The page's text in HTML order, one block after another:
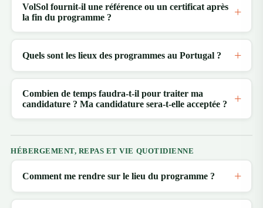
VolSol fournit-il une référence ou un certificat après
la fin du programme ?
Quels sont les lieux des programmes au Portugal ?
Combien de temps faudra-t-il pour traiter ma
candidature ? Ma candidature sera-t-elle acceptée ?
HÉBERGEMENT, REPAS ET VIE QUOTIDIENNE
Comment me rendre sur le lieu du programme ?